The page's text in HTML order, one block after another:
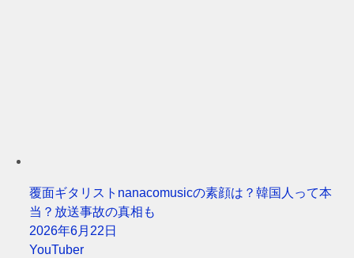
覆面ギタリストnanacomusicの素顔は？韓国人って本
当？放送事故の真相も
2026年6月22日
YouTuber